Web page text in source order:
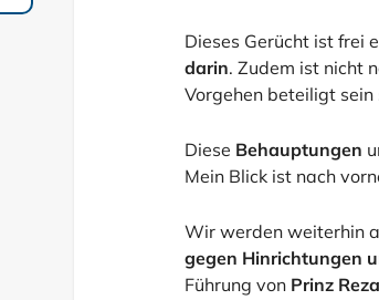
Dieses Gerücht ist frei
darin. Zudem ist nicht
Vorgehen beteiligt sein
Diese Behauptungen
Mein Blick ist nach
Wir werden weiterhin
gegen Hinrichtungen
Führung von Prinz